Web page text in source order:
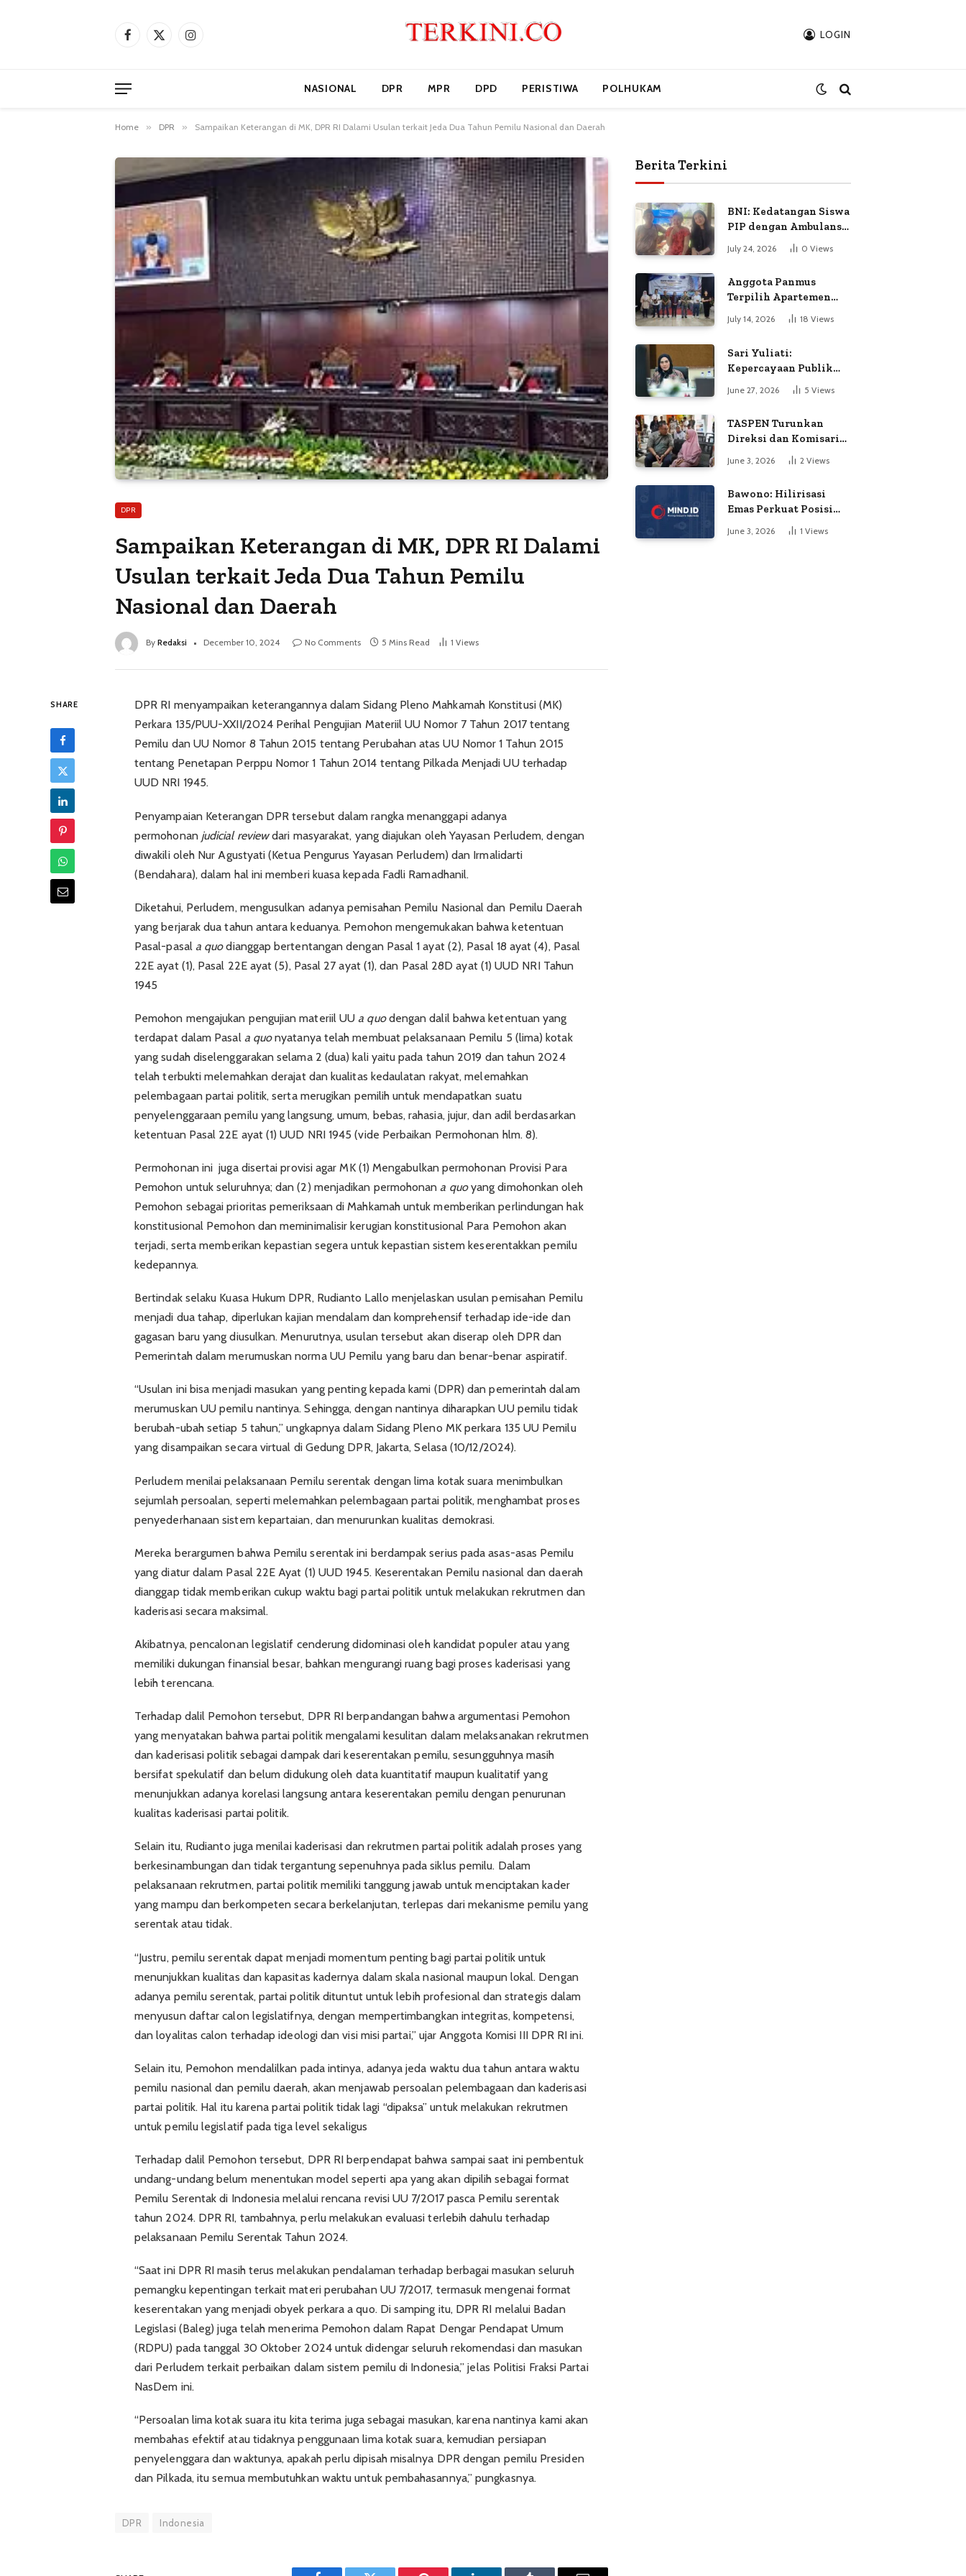
Facebook
X
Instagram LOGIN
NASIONAL DPR MPR DPD PERISTIWA POLHUKAM
Home » DPR » Sampaikan Keterangan di MK, DPR RI Dalami Usulan terkait Jeda Dua Tahun Pemilu Nasional dan Daerah
DPR
Sampaikan Keterangan di MK, DPR RI Dalami
Usulan terkait Jeda Dua Tahun Pemilu
Nasional dan Daerah
By Redaksi December 10, 2024 No Comments 5 Mins Read 1 Views
SHARE
DPR RI menyampaikan keterangannya dalam Sidang Pleno Mahkamah Konstitusi (MK)
Perkara 135/PUU-XXII/2024 Perihal Pengujian Materiil UU Nomor 7 Tahun 2017 tentang
Pemilu dan UU Nomor 8 Tahun 2015 tentang Perubahan atas UU Nomor 1 Tahun 2015
tentang Penetapan Perppu Nomor 1 Tahun 2014 tentang Pilkada Menjadi UU terhadap
UUD NRI 1945.
Penyampaian Keterangan DPR tersebut dalam rangka menanggapi adanya
permohonan judicial reviewdari masyarakat, yang diajukan oleh Yayasan Perludem, dengan
diwakili oleh Nur Agustyati (Ketua Pengurus Yayasan Perludem) dan Irmalidarti
(Bendahara), dalam hal ini memberi kuasa kepada Fadli Ramadhanil.
Diketahui, Perludem, mengusulkan adanya pemisahan Pemilu Nasional dan Pemilu Daerah
yang berjarak dua tahun antara keduanya. Pemohon mengemukakan bahwa ketentuan
Pasal-pasal a quodianggap bertentangan dengan Pasal 1 ayat (2), Pasal 18 ayat (4), Pasal
22E ayat (1), Pasal 22E ayat (5), Pasal 27 ayat (1), dan Pasal 28D ayat (1) UUD NRI Tahun
1945
Pemohon mengajukan pengujian materiil UU a quodengan dalil bahwa ketentuan yang
terdapat dalam Pasal a quonyatanya telah membuat pelaksanaan Pemilu 5 (lima) kotak
yang sudah diselenggarakan selama 2 (dua) kali yaitu pada tahun 2019 dan tahun 2024
telah terbukti melemahkan derajat dan kualitas kedaulatan rakyat, melemahkan
pelembagaan partai politik, serta merugikan pemilih untuk mendapatkan suatu
penyelenggaraan pemilu yang langsung, umum, bebas, rahasia, jujur, dan adil berdasarkan
ketentuan Pasal 22E ayat (1) UUD NRI 1945 (vide Perbaikan Permohonan hlm. 8).
Permohonan ini juga disertai provisi agar MK (1) Mengabulkan permohonan Provisi Para
Pemohon untuk seluruhnya; dan (2) menjadikan permohonana quoyang dimohonkan oleh
Pemohon sebagai prioritas pemeriksaan di Mahkamah untuk memberikan perlindungan hak
konstitusional Pemohon dan meminimalisir kerugian konstitusional Para Pemohon akan
terjadi, serta memberikan kepastian segera untuk kepastian sistem keserentakkan pemilu
kedepannya.
Bertindak selaku Kuasa Hukum DPR, Rudianto Lallo menjelaskan usulan pemisahan Pemilu
menjadi dua tahap, diperlukan kajian mendalam dan komprehensif terhadap ide-ide dan
gagasan baru yang diusulkan. Menurutnya, usulan tersebut akan diserap oleh DPR dan
Pemerintah dalam merumuskan norma UU Pemilu yang baru dan benar-benar aspiratif.
“Usulan ini bisa menjadi masukan yang penting kepada kami (DPR) dan pemerintah dalam
merumuskan UU pemilu nantinya. Sehingga, dengan nantinya diharapkan UU pemilu tidak
berubah-ubah setiap 5 tahun,” ungkapnya dalam Sidang Pleno MK perkara 135 UU Pemilu
yang disampaikan secara virtual di Gedung DPR, Jakarta, Selasa (10/12/2024).
Perludem menilai pelaksanaan Pemilu serentak dengan lima kotak suara menimbulkan
sejumlah persoalan, seperti melemahkan pelembagaan partai politik, menghambat proses
penyederhanaan sistem kepartaian, dan menurunkan kualitas demokrasi.
Mereka berargumen bahwa Pemilu serentak ini berdampak serius pada asas-asas Pemilu
yang diatur dalam Pasal 22E Ayat (1) UUD 1945. Keserentakan Pemilu nasional dan daerah
dianggap tidak memberikan cukup waktu bagi partai politik untuk melakukan rekrutmen dan
kaderisasi secara maksimal.
Akibatnya, pencalonan legislatif cenderung didominasi oleh kandidat populer atau yang
memiliki dukungan finansial besar, bahkan mengurangi ruang bagi proses kaderisasi yang
lebih terencana.
Terhadap dalil Pemohon tersebut, DPR RI berpandangan bahwa argumentasi Pemohon
yang menyatakan bahwa partai politik mengalami kesulitan dalam melaksanakan rekrutmen
dan kaderisasi politik sebagai dampak dari keserentakan pemilu, sesungguhnya masih
bersifat spekulatif dan belum didukung oleh data kuantitatif maupun kualitatif yang
menunjukkan adanya korelasi langsung antara keserentakan pemilu dengan penurunan
kualitas kaderisasi partai politik.
Selain itu, Rudianto juga menilai kaderisasi dan rekrutmen partai politik adalah proses yang
berkesinambungan dan tidak tergantung sepenuhnya pada siklus pemilu. Dalam
pelaksanaan rekrutmen, partai politik memiliki tanggung jawab untuk menciptakan kader
yang mampu dan berkompeten secara berkelanjutan, terlepas dari mekanisme pemilu yang
serentak atau tidak.
“Justru, pemilu serentak dapat menjadi momentum penting bagi partai politik untuk
menunjukkan kualitas dan kapasitas kadernya dalam skala nasional maupun lokal. Dengan
adanya pemilu serentak, partai politik dituntut untuk lebih profesional dan strategis dalam
menyusun daftar calon legislatifnya, dengan mempertimbangkan integritas, kompetensi,
dan loyalitas calon terhadap ideologi dan visi misi partai,” ujar Anggota Komisi III DPR RI ini.
Selain itu, Pemohon mendalilkan pada intinya, adanya jeda waktu dua tahun antara waktu
pemilu nasional dan pemilu daerah, akan menjawab persoalan pelembagaan dan kaderisasi
partai politik. Hal itu karena partai politik tidak lagi “dipaksa” untuk melakukan rekrutmen
untuk pemilu legislatif pada tiga level sekaligus
Terhadap dalil Pemohon tersebut, DPR RI berpendapat bahwa sampai saat ini pembentuk
undang-undang belum menentukan model seperti apa yang akan dipilih sebagai format
Pemilu Serentak di Indonesia melalui rencana revisi UU 7/2017 pasca Pemilu serentak
tahun 2024. DPR RI, tambahnya, perlu melakukan evaluasi terlebih dahulu terhadap
pelaksanaan Pemilu Serentak Tahun 2024.
“Saat ini DPR RI masih terus melakukan pendalaman terhadap berbagai masukan seluruh
pemangku kepentingan terkait materi perubahan UU 7/2017, termasuk mengenai format
keserentakan yang menjadi obyek perkara a quo. Di samping itu, DPR RI melalui Badan
Legislasi (Baleg) juga telah menerima Pemohon dalam Rapat Dengar Pendapat Umum
(RDPU) pada tanggal 30 Oktober 2024 untuk didengar seluruh rekomendasi dan masukan
dari Perludem terkait perbaikan dalam sistem pemilu di Indonesia,” jelas Politisi Fraksi Partai
NasDem ini.
“Persoalan lima kotak suara itu kita terima juga sebagai masukan, karena nantinya kami akan
membahas efektif atau tidaknya penggunaan lima kotak suara, kemudian persiapan
penyelenggara dan waktunya, apakah perlu dipisah misalnya DPR dengan pemilu Presiden
dan Pilkada, itu semua membutuhkan waktu untuk pembahasannya,” pungkasnya.
DPR Indonesia
Berita Terkini
BNI: Kedatangan Siswa
PIP dengan Ambulans
Permintaan Petugas
July 24, 2026 0 Views
Anggota Panmus
Terpilih Apartemen
Gardenia Boulevard
Soroti Dugaan
July 14, 2026 18 Views
Sari Yuliati:
Kepercayaan Publik
Adalah Modal Terbesar
Polri
June 27, 2026 5 Views
TASPEN Turunkan
Direksi dan Komisaris
untuk Awasi
Penyaluran Gaji Ke-13
June 3, 2026 2 Views
Bawono: Hilirisasi
Emas Perkuat Posisi
Indonesia dalam
Persaingan Industri
June 3, 2026 1 Views